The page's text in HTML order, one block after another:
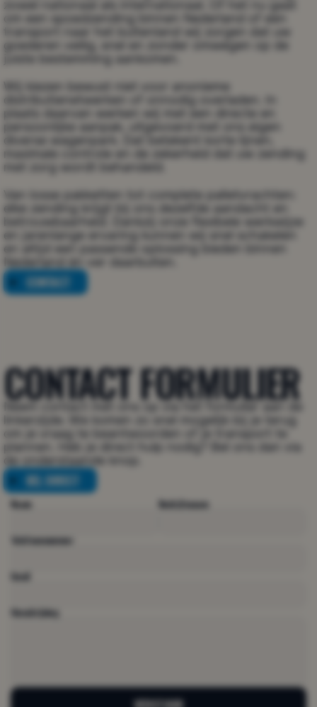
om een spoedzending binnen Nederland of een
transport naar het buitenland wij zorgen dat uw
goederen veilig, snel en zonder omwegen op de
juiste bestemming aankomen.
Wij kiezen bewust niet voor anonieme
distributienetwerken of onnodig overladen. In
plaats daarvan werken wij met een directe en
persoonlijke aanpak, uitgevoerd met ons eigen
diverse wagenpark. Dat betekent korte lijnen,
maximale controle en de zekerheid dat uw zending
Van losse pakketten tot complete palletvrachten:
elke zending krijgt bij ons dezelfde aandacht en
betrouwbaarheid. Dankzij onze flexibele werkwijze
en jarenlange ervaring kunnen wij snel schakelen
en altijd een passende oplossing bieden binnen
Nederland én ver daarbuiten.
CONTACT
Naam Bedrijfsnaam
Telefoonnummer
Email
Omschrijving
CONTACT FORMULIER
Neem contact met ons op via het formulier aan de
linkerzijde. We komen zo snel mogelijk bij je terug
om je vraag te beantwoorden of je transport te
plannen. Heb je direct hulp nodig? Bel ons dan via
de onderstaande knop.
BEL DIRECT
BEL DIRECT